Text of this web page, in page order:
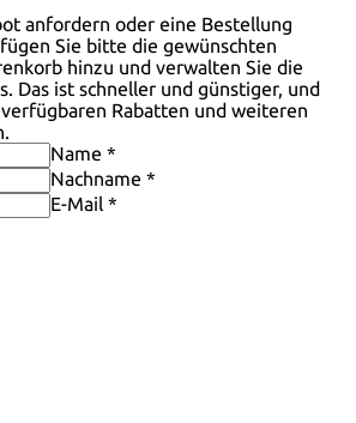
anfordern oder eine Bestellung
Sie bitte die gewünschten
hinzu und verwalten Sie die
Das ist schneller und günstiger, und
Rabatten und weiteren
Name *
Nachname *
E-Mail *